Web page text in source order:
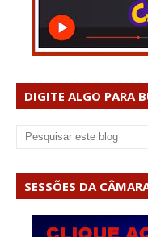
DIGITE ALGO PARA
SESSÕES DA